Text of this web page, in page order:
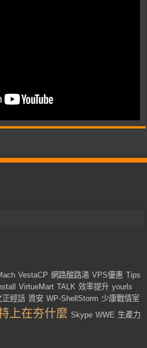
VestaCP 網路酸路湯 VPS優惠 Tips
VirtueMart TALK 效率提升 yourls
正經話 資安 WP-ShellStorm 少康戰情室
上在夯什麼 Skype WWE 生產力